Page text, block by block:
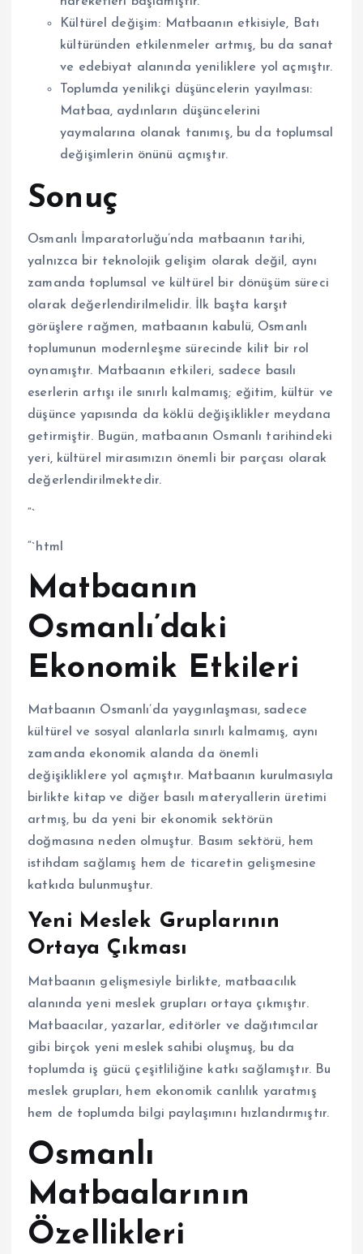
Kültürel değişim: Matbaanın etkisiyle, Batı
kültüründen etkilenmeler artmış, bu da sanat
ve edebiyat alanında yeniliklere yol açmıştır.
Toplumda yenilikçi düşüncelerin yayılması:
Matbaa, aydınların düşüncelerini
yaymalarına olanak tanımış, bu da toplumsal
değişimlerin önünü açmıştır.
Sonuç
Osmanlı İmparatorluğu’nda matbaanın tarihi,
yalnızca bir teknolojik gelişim olarak değil, aynı
zamanda toplumsal ve kültürel bir dönüşüm süreci
olarak değerlendirilmelidir. İlk başta karşıt
görüşlere rağmen, matbaanın kabulü, Osmanlı
toplumunun modernleşme sürecinde kilit bir rol
oynamıştır. Matbaanın etkileri, sadece basılı
eserlerin artışı ile sınırlı kalmamış; eğitim, kültür ve
düşünce yapısında da köklü değişiklikler meydana
getirmiştir. Bugün, matbaanın Osmanlı tarihindeki
yeri, kültürel mirasımızın önemli bir parçası olarak
değerlendirilmektedir.
“`
“`html
Matbaanın
Osmanlı’daki
Ekonomik Etkileri
Matbaanın Osmanlı’da yaygınlaşması, sadece
kültürel ve sosyal alanlarla sınırlı kalmamış, aynı
zamanda ekonomik alanda da önemli
değişikliklere yol açmıştır. Matbaanın kurulmasıyla
birlikte kitap ve diğer basılı materyallerin üretimi
artmış, bu da yeni bir ekonomik sektörün
doğmasına neden olmuştur. Basım sektörü, hem
istihdam sağlamış hem de ticaretin gelişmesine
katkıda bulunmuştur.
Yeni Meslek Gruplarının
Ortaya Çıkması
Matbaanın gelişmesiyle birlikte, matbaacılık
alanında yeni meslek grupları ortaya çıkmıştır.
Matbaacılar, yazarlar, editörler ve dağıtımcılar
gibi birçok yeni meslek sahibi oluşmuş, bu da
toplumda iş gücü çeşitliliğine katkı sağlamıştır. Bu
meslek grupları, hem ekonomik canlılık yaratmış
hem de toplumda bilgi paylaşımını hızlandırmıştır.
Osmanlı
Matbaalarının
Özellikleri